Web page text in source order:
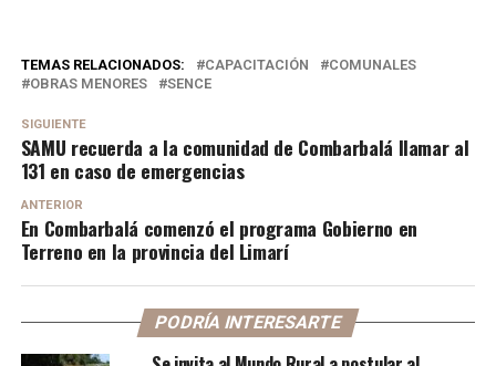
TEMAS RELACIONADOS: CAPACITACIÓN
COMUNALES
OBRAS MENORES
SENCE
SIGUIENTE
SAMU recuerda a la comunidad de Combarbalá llamar al
131 en caso de emergencias
ANTERIOR
En Combarbalá comenzó el programa Gobierno en
Terreno en la provincia del Limarí
PODRÍA INTERESARTE